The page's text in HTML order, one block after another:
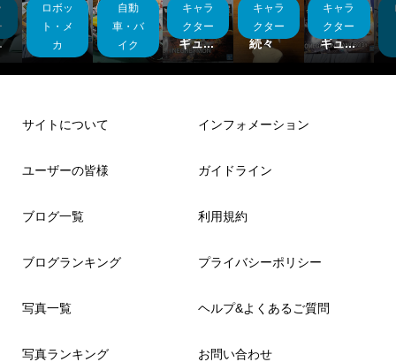
ロボッ
ト・メ
カ
30MF
シリー
ズド...
自動
車・バ
イク
本業を
活かし
てシ...
キャラ
クター
バンダ
イフィ
ギュ...
キャラ
クター
こいと
続々
キャラ
クター
バンダ
イフィ
ギュ...
サイトについて
ユーザーの皆様
ブログ一覧
ブログランキング
写真一覧
写真ランキング
インフォメーション
ガイドライン
利用規約
プライバシーポリシー
ヘルプ&よくあるご質問
お問い合わせ